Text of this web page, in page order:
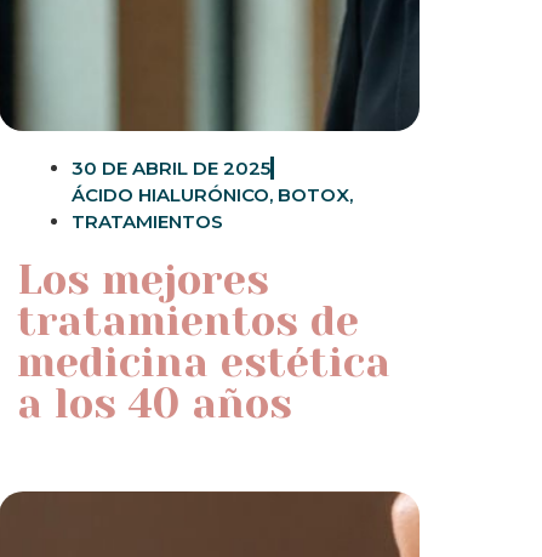
30 DE ABRIL DE 2025
ÁCIDO HIALURÓNICO, BOTOX,
TRATAMIENTOS
Los mejores
tratamientos de
medicina estética
a los 40 años